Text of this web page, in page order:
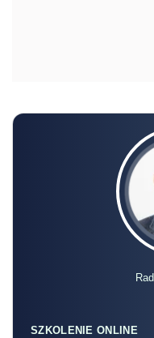
SZKOLENIE ONLINE